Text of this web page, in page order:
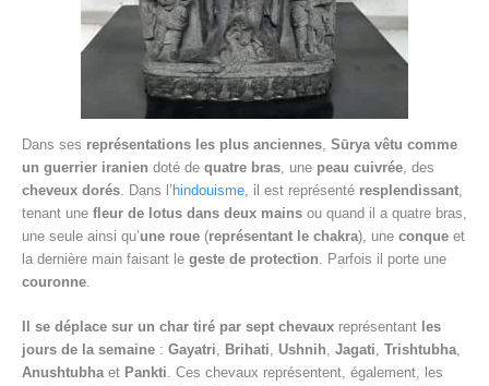
Dans ses représentations les plus anciennes Sūrya vêtu comme
un guerrier iranien doté de quatre bras , une peau cuivrée , des
cheveux dorés . Dans l’ hindouisme , il est représenté resplendissant
tenant une fleur de lotus dans deux mains ou quand il a quatre bras,
une seule ainsi qu’une roue (représentant le chakra), une conque et
la dernière main faisant le geste de protection . Parfois il porte une
couronne
Il se déplace sur un char tiré par sept chevaux représentant les
jours de la semaine : Gayatri, Brihati, Ushnih, Jagati, Trishtubha,
Anushtubhaet Pankti. Ces chevaux représentent, également, les